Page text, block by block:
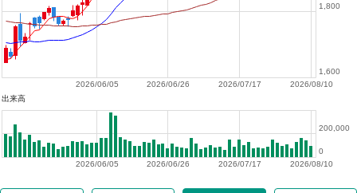
2026/08/10
2026/07/17
2026/06/26
2026/06/05
1,600
1,800
出来高
2026/08/10
2026/07/17
2026/06/26
2026/06/05
0
200,000